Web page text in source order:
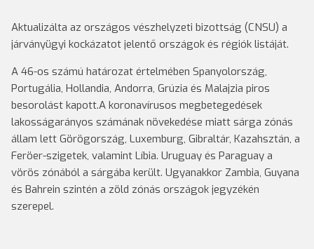
Aktualizálta az országos vészhelyzeti bizottság (CNSU) a
járványügyi kockázatot jelentő országok és régiók listáját.
A 46-os számú határozat értelmében Spanyolország,
Portugália, Hollandia, Andorra, Grúzia és Malajzia piros
besorolást kapott.A koronavírusos megbetegedések
lakosságarányos számának növekedése miatt sárga zónás
állam lett Görögország, Luxemburg, Gibraltár, Kazahsztán, a
Feröer-szigetek, valamint Líbia. Uruguay és Paraguay a
vörös zónából a sárgába került. Ugyanakkor Zambia, Guyana
és Bahrein szintén a zöld zónás országok jegyzékén
szerepel.